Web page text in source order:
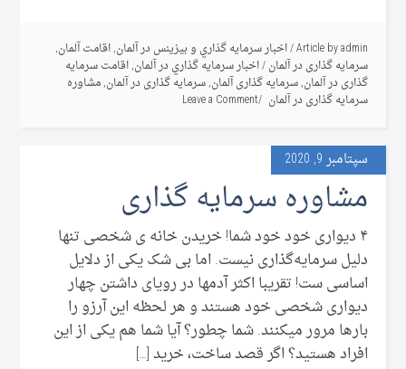
Article byadmin
/اخبار سرمايه گذاري و بيزينس در آلمان,اقامت آلمان,
سرمایه گذاری در آلمان/اخبار سرمايه گذاري در آلمان,اقامت سرمایه
گذاری در آلمان,سرمایه گذاری آلمان,سرمایه گذاری در آلمان,مشاوره
سرمایه گذاری در آلمان Leave a Comment
سپتامبر 9, 2020
مشاوره سرمایه گذاری
۴ دیواری خود خود شما! خریدن خانه ی شخصی تنها
دلیل سرمایه‌گذاری نیست. اما بی شک یکی از دلایل
اساسی ست! تقریبا اکثر آدمها در رویای داشتن چهار
دیواری شخصی خود هستند و هر لحظه این آرزو را
بارها مرور میکنند. شما چطور؟ آیا شما هم یکی از این
افراد هستید؟ اگر قصد ساخت، خرید […]